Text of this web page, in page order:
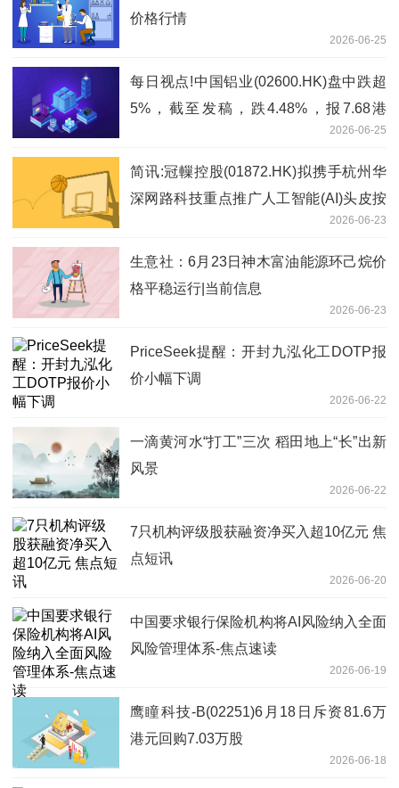
价格行情
2026-06-25
每日视点!中国铝业(02600.HK)盘中跌超
5%，截至发稿，跌4.48%，报7.68港
2026-06-25
简讯:冠轈控股(01872.HK)拟携手杭州华
深网路科技重点推广人工智能(AI)头皮按
2026-06-23
生意社：6月23日神木富油能源环己烷价
格平稳运行|当前信息
2026-06-23
PriceSeek提醒：开封九泓化工DOTP报
价小幅下调
2026-06-22
一滴黄河水“打工”三次 稻田地上“长”出新
风景
2026-06-22
7只机构评级股获融资净买入超10亿元 焦
点短讯
2026-06-20
中国要求银行保险机构将AI风险纳入全面
风险管理体系-焦点速读
2026-06-19
鹰瞳科技-B(02251)6月18日斥资81.6万
港元回购7.03万股
2026-06-18